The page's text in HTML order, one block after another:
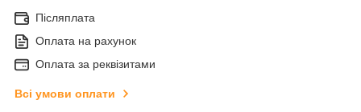
Післяплата
Оплата на рахунок
Оплата за реквізитами
Всі умови оплати